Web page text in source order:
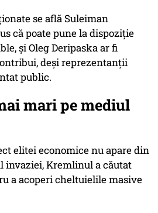
se află Suleiman
că poate pune la dispoziție
și Oleg Deripaska ar fi
deși reprezentanții
public.
mari pe mediul
elitei economice nu apare din
invaziei, Kremlinul a căutat
a acoperi cheltuielile masive